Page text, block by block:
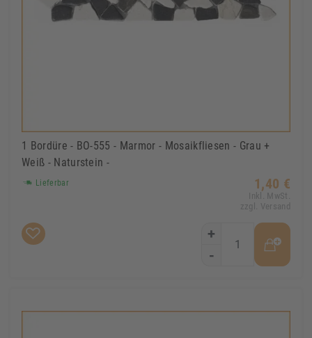
1 Bordüre - BO-555 - Marmor - Mosaikfliesen - Grau +
Weiß - Naturstein -
Lieferbar 1,40 €
Inkl. MwSt.
zzgl. Versand
+
-